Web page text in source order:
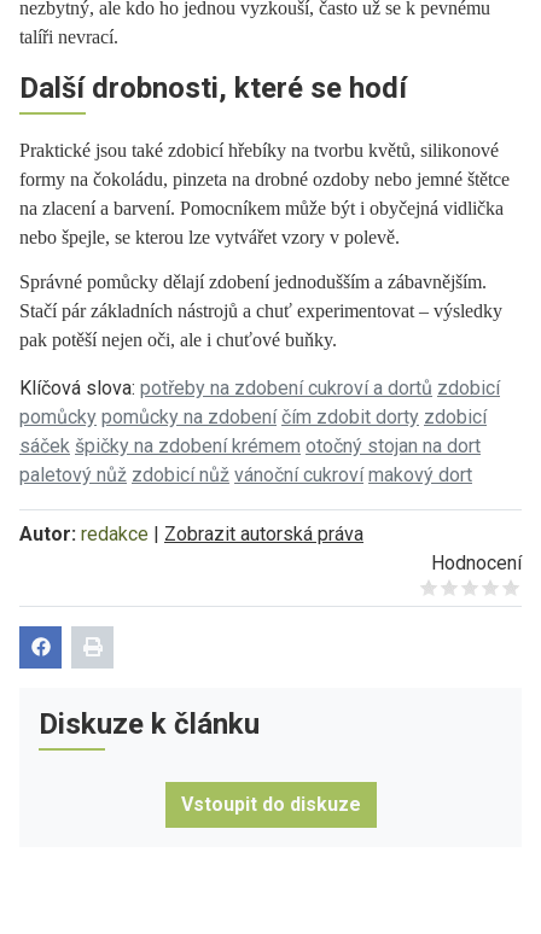
nezbytný, ale kdo ho jednou vyzkouší, často už se k pevnému
talíři nevrací.
Další drobnosti, které se hodí
Praktické jsou také zdobicí hřebíky na tvorbu květů, silikonové
formy na čokoládu, pinzeta na drobné ozdoby nebo jemné štětce
na zlacení a barvení. Pomocníkem může být i obyčejná vidlička
nebo špejle, se kterou lze vytvářet vzory v polevě.
Správné pomůcky dělají zdobení jednodušším a zábavnějším.
Stačí pár základních nástrojů a chuť experimentovat – výsledky
pak potěší nejen oči, ale i chuťové buňky.
Klíčová slova: potřeby na zdobení cukroví a dortů zdobicí
pomůcky pomůcky na zdobení čím zdobit dorty zdobicí
sáček špičky na zdobení krémem otočný stojan na dort
paletový nůž zdobicí nůž vánoční cukroví makový dort
Autor: redakce | Zobrazit autorská práva
Hodnocení
Give it 1/5
Give it 2/5
Give it 3/5
Give it 4/5
Give it 5/5
Diskuze k článku
Vstoupit do diskuze